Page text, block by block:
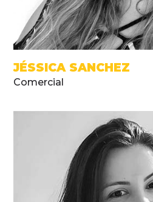
JÉSSICA SANCHEZ
Comercial